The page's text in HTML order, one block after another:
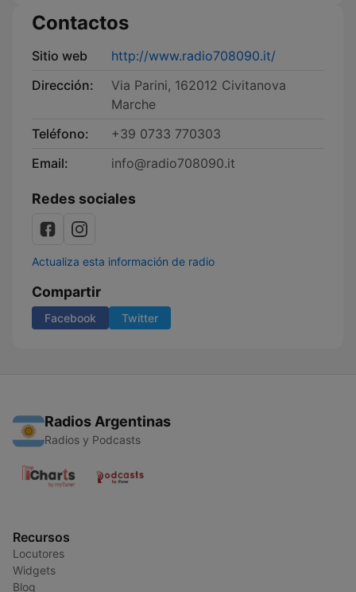
Contactos
Sitio web
http://www.radio708090.it/
Dirección:
Via Parini, 162012 Civitanova
Marche
Teléfono:
+39 0733 770303
Email:
info@radio708090.it
Redes sociales
Actualiza esta información de radio
Compartir
Facebook Twitter
Radios Argentinas
Radios y Podcasts
Recursos
Locutores
Widgets
Blog